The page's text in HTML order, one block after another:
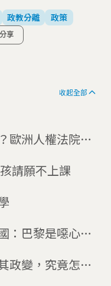
政教分離
政策
分享
收起全部
歐洲人權法院支
請願不上課
：巴黎是噁心與
政變，究竟怎麼